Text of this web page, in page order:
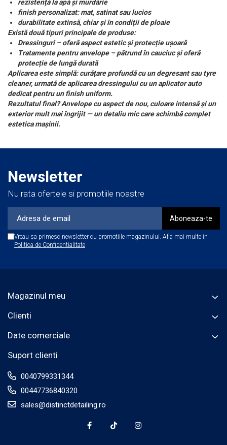
rezistență la apă și murdărie
finish personalizat: mat, satinat sau lucios
durabilitate extinsă, chiar și în condiții de ploaie
Există două tipuri principale de produse:
Dressinguri – oferă aspect estetic și protecție ușoară
Tratamente pentru anvelope – pătrund în cauciuc și oferă
protecție de lungă durată
Aplicarea este simplă: curățare profundă cu un degresant sau tyre
cleaner, urmată de aplicarea dressingului cu un aplicator auto
dedicat pentru un finish uniform.
Rezultatul final? Anvelope cu aspect de nou, culoare intensă și un
exterior mult mai îngrijit — un detaliu mic care schimbă complet
estetica mașinii.
Newsletter
Nu rata ofertele si promotiile noastre
Vreau sa primesc newsletter cu promotiile magazinului. Afla mai multe in
Politica de Confidentialitate
Magazinul meu
Clienti
Date comerciale
Suport clienti
0040799331344
00447736840320
sales@distinctdetailing.ro